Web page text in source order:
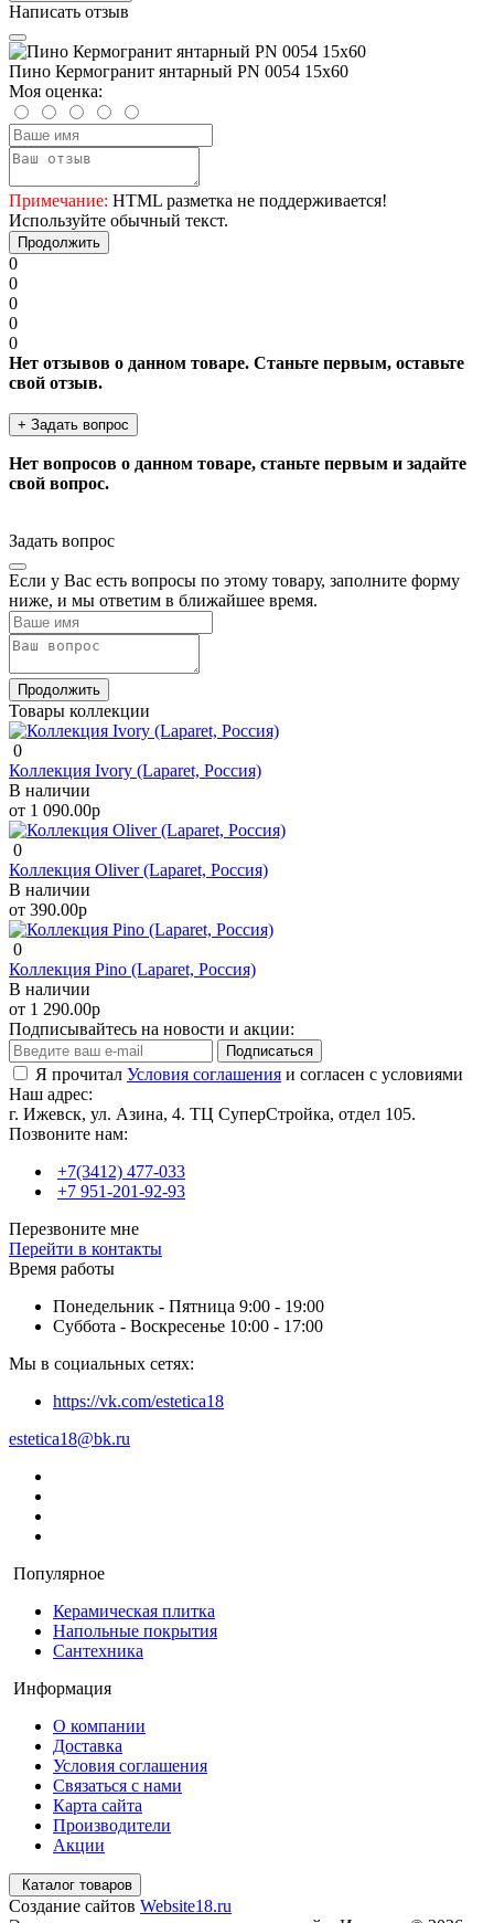
Написать отзыв
Пино Кермогранит янтарный PN 0054 15х60
Моя оценка:
Примечание: HTML разметка не поддерживается!
Используйте обычный текст.
Продолжить
0
0
0
0
0
Нет отзывов о данном товаре. Станьте первым, оставьте
свой отзыв.
+ Задать вопрос
Нет вопросов о данном товаре, станьте первым и задайте
свой вопрос.
Задать вопрос
Если у Вас есть вопросы по этому товару, заполните форму
ниже, и мы ответим в ближайшее время.
Продолжить
Товары коллекции
0
Коллекция Ivory (Laparet, Россия)
В наличии
от 1 090.00р
0
Коллекция Oliver (Laparet, Россия)
В наличии
от 390.00р
0
Коллекция Pino (Laparet, Россия)
В наличии
от 1 290.00р
Подписывайтесь на новости и акции:
Подписаться
Я прочитал Условия соглашения и согласен с условиями
Наш адрес:
г. Ижевск, ул. Азина, 4. ТЦ СуперСтройка, отдел 105.
Позвоните нам:
+7(3412) 477-033
+7 951-201-92-93
Перезвоните мне
Перейти в контакты
Время работы
Понедельник - Пятница 9:00 - 19:00
Суббота - Воскресенье 10:00 - 17:00
Мы в социальных сетях:
https://vk.com/estetica18
estetica18@bk.ru
Популярное
Керамическая плитка
Напольные покрытия
Сантехника
Информация
О компании
Доставка
Условия соглашения
Связаться с нами
Карта сайта
Производители
Акции
Каталог товаров
Создание сайтов Website18.ru